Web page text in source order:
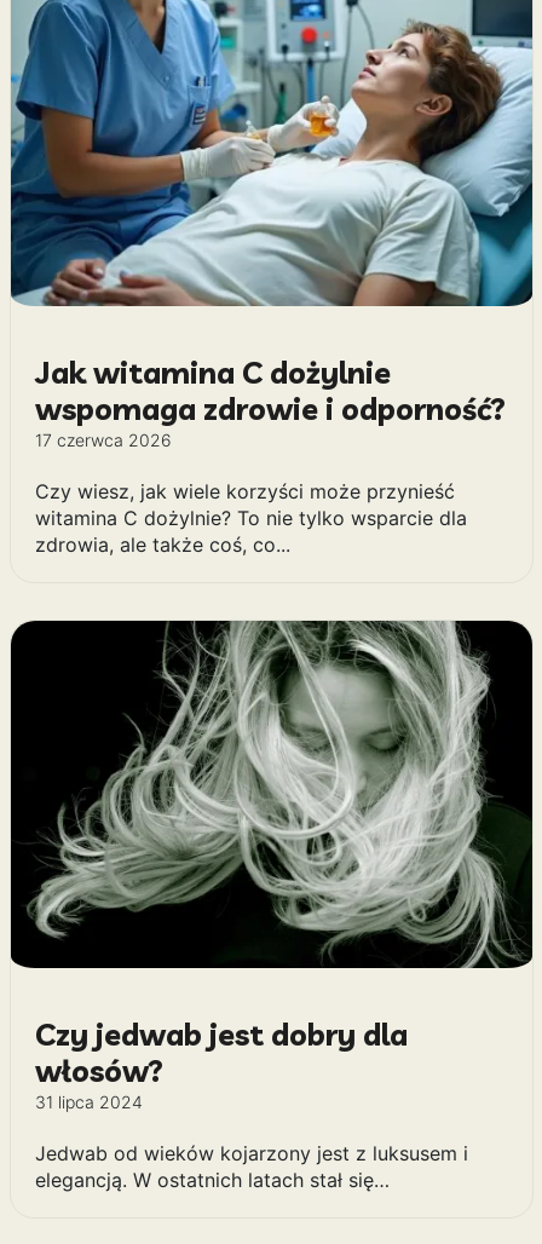
Jak witamina C dożylnie
wspomaga zdrowie i odporność?
17 czerwca 2026
Czy wiesz, jak wiele korzyści może przynieść
witamina C dożylnie? To nie tylko wsparcie dla
zdrowia, ale także coś, co...
Czy jedwab jest dobry dla
włosów?
31 lipca 2024
Jedwab od wieków kojarzony jest z luksusem i
elegancją. W ostatnich latach stał się…